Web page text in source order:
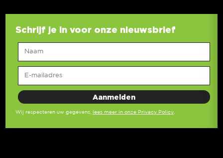
Schrijf je in voor onze nieuwsbrief
Wij respecteren uw gegevens, lees meer in onze Privacy Policy